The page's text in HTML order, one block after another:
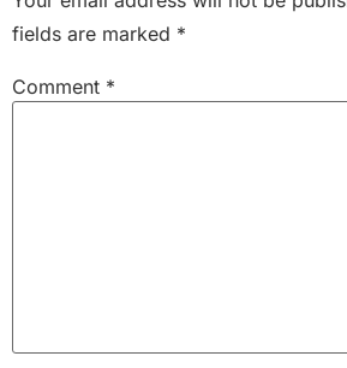
fields are marked *
Comment *